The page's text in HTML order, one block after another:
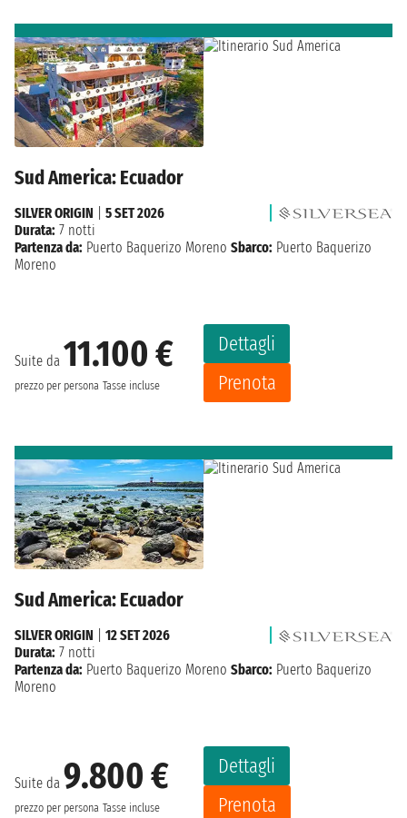
Sud America: Ecuador
Suite da 11.100 €
prezzo per persona Tasse incluse
Dettagli
Prenota
SILVER ORIGIN
5 SET 2026
Durata: 7 notti
Partenza da: Puerto Baquerizo Moreno Sbarco: Puerto Baquerizo
Moreno
Sud America: Ecuador
Suite da 9.800 €
prezzo per persona Tasse incluse
Dettagli
Prenota
SILVER ORIGIN
12 SET 2026
Durata: 7 notti
Partenza da: Puerto Baquerizo Moreno Sbarco: Puerto Baquerizo
Moreno